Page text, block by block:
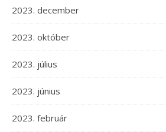
2023. december
2023. október
2023. július
2023. június
2023. február